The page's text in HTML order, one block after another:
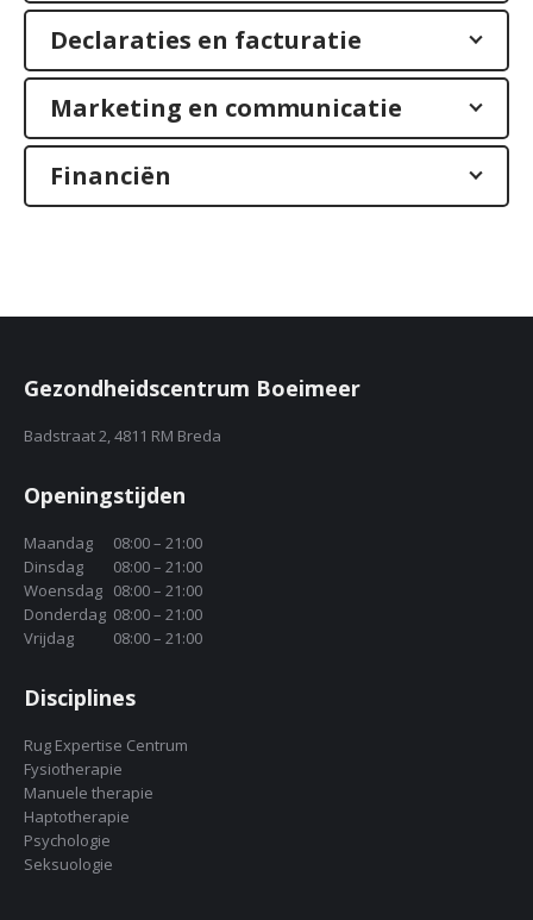
Declaraties en facturatie
Marketing en communicatie
Financiën
Gezondheidscentrum Boeimeer
Badstraat 2, 4811 RM Breda
Openingstijden
Maandag
08:00 – 21:00
Dinsdag
08:00 – 21:00
Woensdag 08:00 – 21:00
Donderdag 08:00 – 21:00
Vrijdag
08:00 – 21:00
Disciplines
Rug Expertise Centrum
Fysiotherapie
Manuele therapie
Haptotherapie
Psychologie
Seksuologie